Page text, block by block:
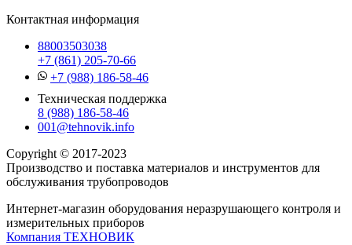
Контактная информация
88003503038
+7 (861) 205-70-66
+7 (988) 186-58-46
Техническая поддержка
8 (988) 186-58-46
001@tehnovik.info
Copyright © 2017-2023
Производство и поставка материалов и инструментов для
обслуживания трубопроводов
Интернет-магазин оборудования неразрушающего контроля и
измерительных приборов
Компания ТЕХНОВИК